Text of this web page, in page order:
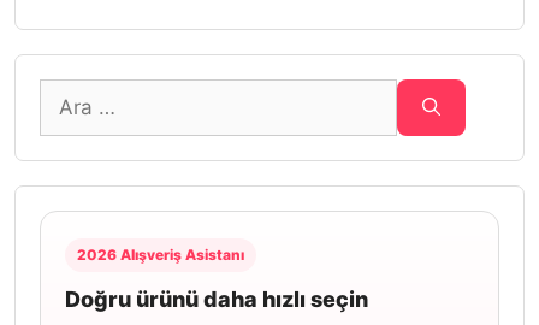
için
2026 Alışveriş Asistanı
Doğru ürünü daha hızlı seçin